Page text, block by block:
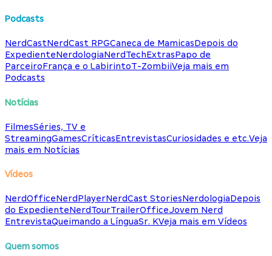
Podcasts
NerdCastNerdCast RPGCaneca de MamicasDepois do
ExpedienteNerdologiaNerdTechExtrasPapo de
ParceiroFrança e o LabirintoT-ZombiiVeja mais em
Podcasts
Notícias
FilmesSéries, TV e
StreamingGamesCríticasEntrevistasCuriosidades e etc.Veja
mais em Notícias
Vídeos
NerdOfficeNerdPlayerNerdCast StoriesNerdologiaDepois
do ExpedienteNerdTourTrailerOfficeJovem Nerd
EntrevistaQueimando a LínguaSr. KVeja mais em Vídeos
Quem somos